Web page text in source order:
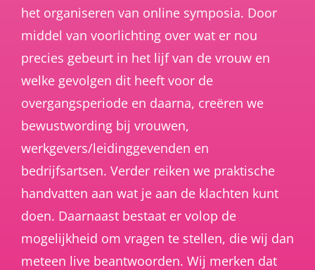
het organiseren van online symposia. Door
middel van voorlichting over wat er nou
precies gebeurt in het lijf van de vrouw en
welke gevolgen dit heeft voor de
overgangsperiode en daarna, creëren we
bewustwording bij vrouwen,
werkgevers/leidinggevenden en
bedrijfsartsen. Verder reiken we praktische
handvatten aan wat je aan de klachten kunt
doen. Daarnaast bestaat er volop de
mogelijkheid om vragen te stellen, die wij dan
meteen live beantwoorden. Wij merken dat